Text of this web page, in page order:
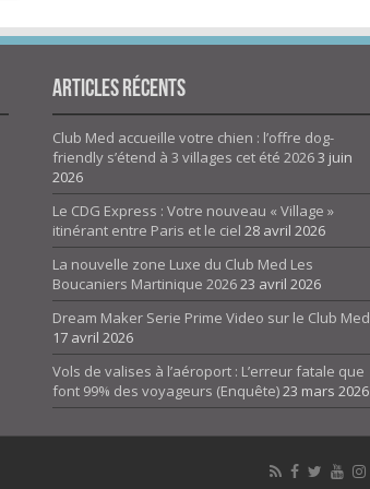
Articles Récents
Club Med accueille votre chien : l’offre dog-
friendly s’étend à 3 villages cet été 20263 juin
2026
Le CDG Express : Votre nouveau « Village »
itinérant entre Paris et le ciel 28 avril 2026
La nouvelle zone Luxe du Club Med Les
Boucaniers Martinique 202623 avril 2026
Dream Maker Serie Prime Video sur le Club Med
17 avril 2026
Vols de valises à l’aéroport : L’erreur fatale que
font 99% des voyageurs (Enquête)23 mars 2026